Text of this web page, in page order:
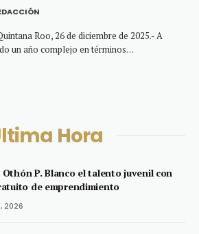
Roo, 26 de diciembre de 2025.- A
un año complejo en términos…
Hora
Othón P. Blanco el talento juvenil con
de emprendimiento
2026